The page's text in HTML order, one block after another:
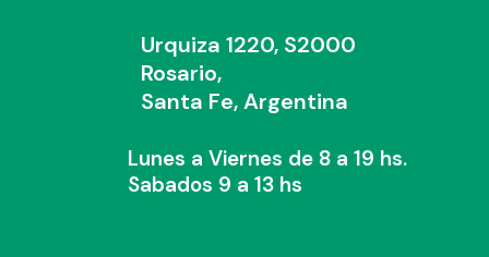
Urquiza 1220, S2000
Rosario,
Santa Fe, Argentina
Lunes a Viernes de 8 a 19 hs.
Sabados 9 a 13 hs